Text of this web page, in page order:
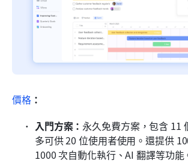
價格：
入門方案： 永久免費方案，包含 11
多可供 20 位使用者使用。還提供
1000 次自動化執行、AI 翻譯等功能